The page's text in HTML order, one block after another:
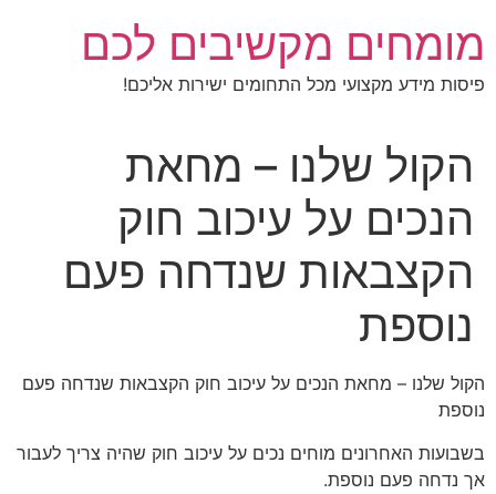
לתוכן
מומחים מקשיבים לכם
פיסות מידע מקצועי מכל התחומים ישירות אליכם!
הקול שלנו – מחאת
הנכים על עיכוב חוק
הקצבאות שנדחה פעם
נוספת
הקול שלנו – מחאת הנכים על עיכוב חוק הקצבאות שנדחה פעם
נוספת
בשבועות האחרונים מוחים נכים על עיכוב חוק שהיה צריך לעבור
אך נדחה פעם נוספת.